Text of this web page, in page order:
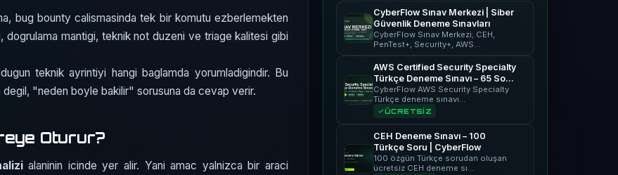
bug bounty calismasinda tek bir komutu ezberlemekten
mantigi, teknik not duzeni ve triage kalitesi gibi
teknik ayrintiyi hangi baglamda yorumladigindir. Bu
"neden boyle bakilir" sorusuna da cevap verir.
Oturur?
alaninin icinde yer alir. Yani amac yalnizca bir araci
CyberFlow Sınav Merkezi | Siber
Güvenlik Deneme Sınavları
CyberFlow Sınav Merkezi; CEH,
PenTest+, Security+, AWS…
AWS Certified Security Specialty
Türkçe Deneme Sınavı – 65 Soru
| CyberFlow
CyberFlow AWS Security Specialty
Türkçe deneme sınavı…
ÜCRETSİZ
CEH Deneme Sınavı – 100
Türkçe Soru | CyberFlow
100 özgün Türkçe sorudan oluşan
ücretsiz CEH deneme sı…